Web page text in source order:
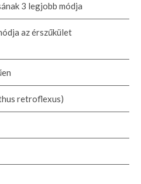
3 legjobb módja
az érszűkület
retroflexus)